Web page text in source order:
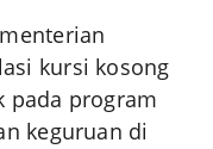
kursi kosong
pada program
keguruan di